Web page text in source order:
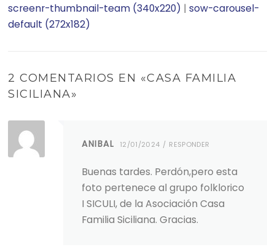
screenr-thumbnail-team (340x220) |sow-carousel-
default (272x182)
2 COMENTARIOS EN «CASA FAMILIA
SICILIANA»
ANIBAL 12/01/2024 RESPONDER
Buenas tardes. Perdón,pero esta
foto pertenece al grupo folklorico
I SICULI, de la Asociación Casa
Familia Siciliana. Gracias.